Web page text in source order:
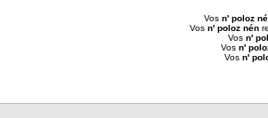
Vos n' poloz
Vos n' poloz nén
Vos n'
Vos n'
Vos n'